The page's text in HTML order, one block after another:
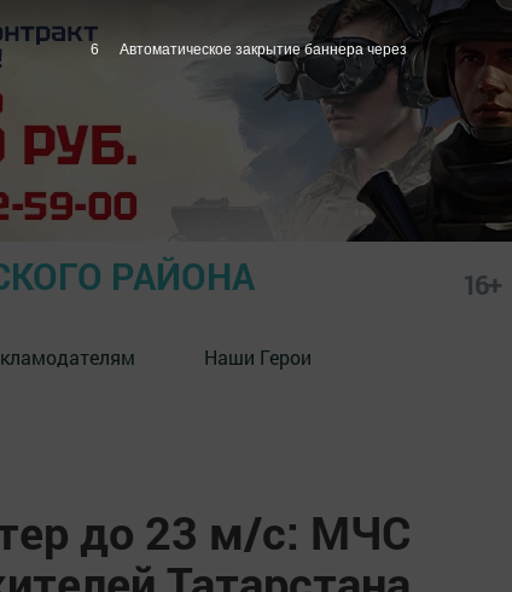
РАЙОНА 16+
Наши Герои
до 23 м/с: МЧС
4 Автоматическое закрытие баннера через